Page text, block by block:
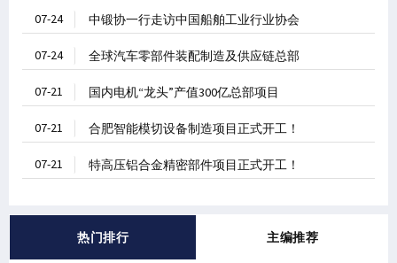
07-24 中锻协一行走访中国船舶工业行业协会
07-24 全球汽车零部件装配制造及供应链总部
07-21 国内电机“龙头”产值300亿总部项目
07-21 合肥智能模切设备制造项目正式开工！
07-21 特高压铝合金精密部件项目正式开工！
热门排行 主编推荐